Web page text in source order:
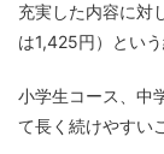
充実した内容に対
は1,425円）とい
小学生コース、中
て長く続けやすい